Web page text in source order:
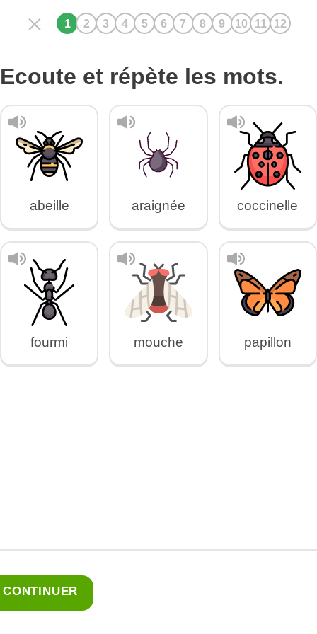
Ecoute et répète les mots.
abeille araignée coccinelle
fourmi mouche papillon
CONTINUER